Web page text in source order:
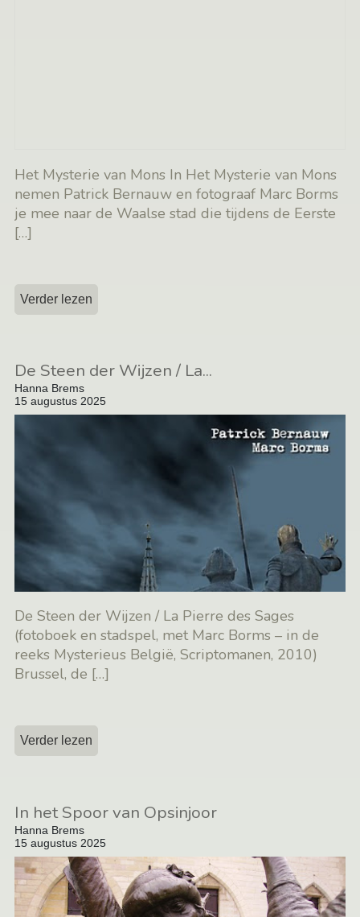
Het Mysterie van Mons In Het Mysterie van Mons
nemen Patrick Bernauw en fotograaf Marc Borms
je mee naar de Waalse stad die tijdens de Eerste
[…]
Verder lezen
De Steen der Wijzen / La...
Hanna Brems
15 augustus 2025
De Steen der Wijzen / La Pierre des Sages
(fotoboek en stadspel, met Marc Borms – in de
reeks Mysterieus België, Scriptomanen, 2010)
Brussel, de […]
Verder lezen
In het Spoor van Opsinjoor
Hanna Brems
15 augustus 2025